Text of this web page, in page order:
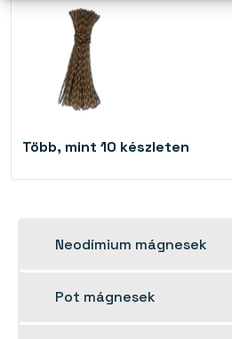
Több, mint 10 készleten
Neodímium mágnesek
Pot mágnesek